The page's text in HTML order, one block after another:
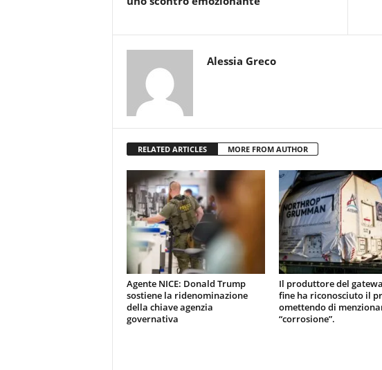
Alessia Greco
RELATED ARTICLES MORE FROM AUTHOR
Agente NICE: Donald Trump
sostiene la ridenominazione
della chiave agenzia
governativa
Il produttore del
fine ha riconosciuto il
omettendo di
“corrosione”.